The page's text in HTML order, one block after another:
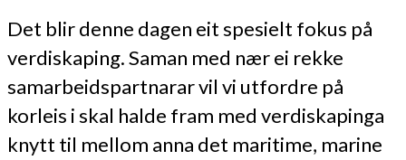
Det blir denne dagen eit spesielt fokus på
verdiskaping. Saman med nær ei rekke
samarbeidspartnarar vil vi utfordre på
korleis i skal halde fram med verdiskapinga
knytt til mellom anna det maritime, marine